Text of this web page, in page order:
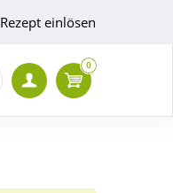
Rezept einlösen
0